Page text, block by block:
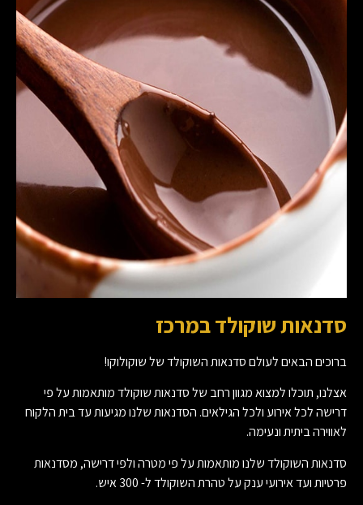
סדנאות שוקולד במרכז
ברוכים הבאים לעולם סדנאות השוקולד של שוקולוקו!
אצלנו, תוכלו למצוא מגוון רחב של סדנאות שוקולד מותאמות על פי
דרישה לכל אירוע ולכל הגילאים. הסדנאות שלנו מגיעות עד בית הלקוח
לאווירה ביתית ונעימה.
סדנאות השוקולד שלנו מותאמות על פי מטרה ולפי דרישה, מסדנאות
פרטיות ועד אירועי ענק על טהרת השוקולד ל- 300 איש.